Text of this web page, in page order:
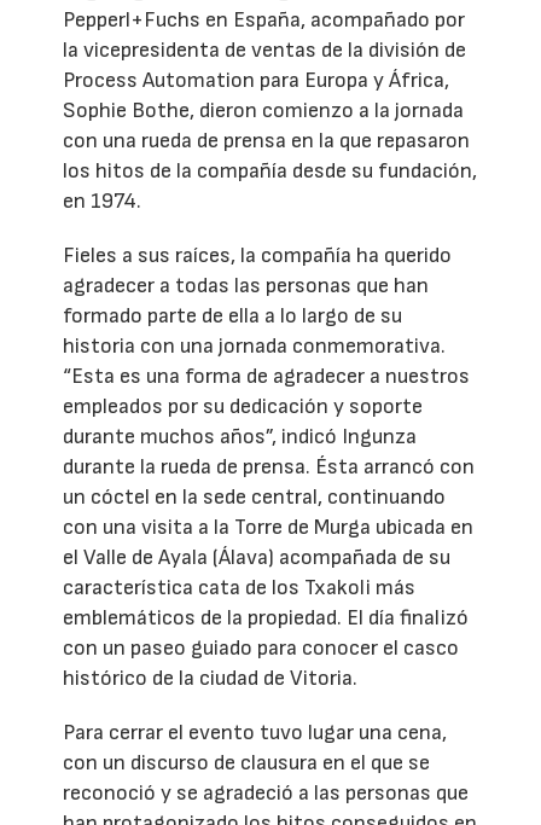
Pepperl+Fuchs en España, acompañado por
la vicepresidenta de ventas de la división de
Process Automation para Europa y África,
Sophie Bothe, dieron comienzo a la jornada
con una rueda de prensa en la que repasaron
los hitos de la compañía desde su fundación,
en 1974.
Fieles a sus raíces, la compañía ha querido
agradecer a todas las personas que han
formado parte de ella a lo largo de su
historia con una jornada conmemorativa.
“Esta es una forma de agradecer a nuestros
empleados por su dedicación y soporte
durante muchos años”, indicó Ingunza
durante la rueda de prensa. Ésta arrancó con
un cóctel en la sede central, continuando
con una visita a la Torre de Murga ubicada en
el Valle de Ayala (Álava) acompañada de su
característica cata de los Txakoli más
emblemáticos de la propiedad. El día finalizó
con un paseo guiado para conocer el casco
histórico de la ciudad de Vitoria.
Para cerrar el evento tuvo lugar una cena,
con un discurso de clausura en el que se
reconoció y se agradeció a las personas que